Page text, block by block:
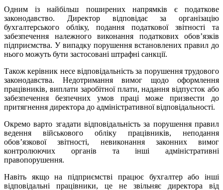
Одним із найбільш поширених напрямків є податкове
законодавство. Директор відповідає за організацію
бухгалтерського обліку, подання податкової звітності та
забезпечення належного виконання податкових обов’язків
підприємства. У випадку порушення встановлених правил до
нього можуть бути застосовані штрафні санкції.
Також керівник несе відповідальність за порушення трудового
законодавства. Недотримання вимог щодо оформлення
працівників, виплати заробітної плати, надання відпусток або
забезпечення безпечних умов праці може призвести до
притягнення директора до адміністративної відповідальності.
Окремо варто згадати відповідальність за порушення правил
ведення військового обліку працівників, неподання
обов’язкової звітності, невиконання законних вимог
контролюючих органів та інші адміністративні
правопорушення.
Навіть якщо на підприємстві працює бухгалтер або інші
відповідальні працівники, це не звільняє директора від